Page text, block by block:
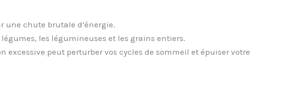
une chute brutale d’énergie.
les légumineuses et les grains entiers.
peut perturber vos cycles de sommeil et épuiser votre